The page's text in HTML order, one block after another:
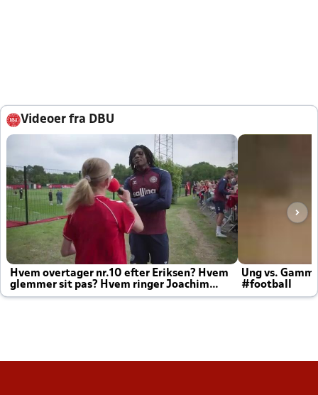
Videoer fra DBU
Hvem overtager nr.10 efter Eriksen? Hvem
glemmer sit pas? Hvem ringer Joachim
altid til efter kampe?
Ung vs.
#football